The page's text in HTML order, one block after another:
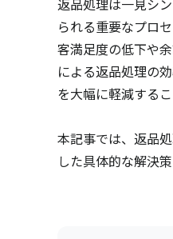
返品処理は一見シ
られる重要なプロ
客満足度の低下や
による返品処理の
を大幅に軽減する
本記事では、返品
した具体的な解決